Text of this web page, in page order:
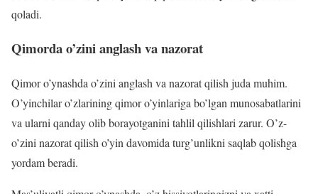
qoladi.
Qimorda o’zini anglash va nazorat
Qimor o’ynashda o’zini anglash va nazorat qilish juda muhim.
O’yinchilar o’zlarining qimor o’yinlariga bo’lgan munosabatlarini
va ularni qanday olib borayotganini tahlil qilishlari zarur. O’z-
o’zini nazorat qilish o’yin davomida turg’unlikni saqlab qolishga
yordam beradi.